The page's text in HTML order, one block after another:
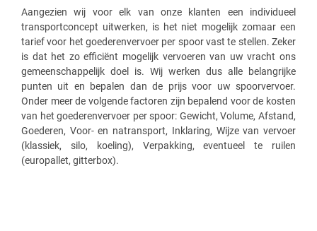
Aangezien wij voor elk van onze klanten een individueel
transportconcept uitwerken, is het niet mogelijk zomaar een
tarief voor het goederenvervoer per spoor vast te stellen. Zeker
is dat het zo efficiënt mogelijk vervoeren van uw vracht ons
gemeenschappelijk doel is. Wij werken dus alle belangrijke
punten uit en bepalen dan de prijs voor uw spoorvervoer.
Onder meer de volgende factoren zijn bepalend voor de kosten
van het goederenvervoer per spoor: Gewicht, Volume, Afstand,
Goederen, Voor- en natransport, Inklaring, Wijze van vervoer
(klassiek, silo, koeling), Verpakking, eventueel te ruilen
(europallet, gitterbox).